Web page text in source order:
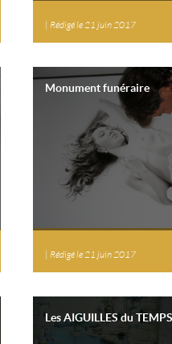
Rédigé le 21 juin 2017
Monument funéraire
Rédigé le 21 juin 2017
Les AIGUILLES du TEMPS